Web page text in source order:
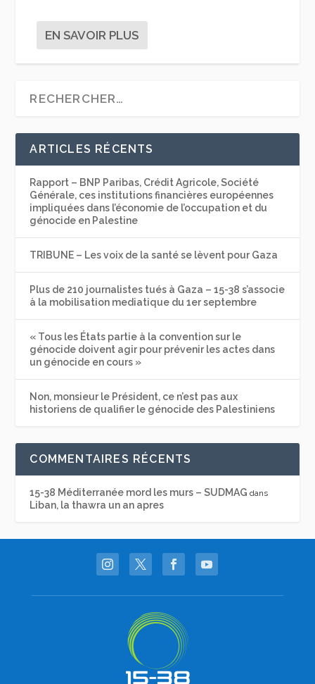
EN SAVOIR PLUS
ARTICLES RÉCENTS
Rapport – BNP Paribas, Crédit Agricole, Société
Générale, ces institutions financières européennes
impliquées dans l’économie de l’occupation et du
génocide en Palestine
TRIBUNE – Les voix de la santé se lèvent pour Gaza
Plus de 210 journalistes tués à Gaza – 15-38 s’associe
à la mobilisation mediatique du 1er septembre
« Tous les États partie à la convention sur le
génocide doivent agir pour prévenir les actes dans
un génocide en cours »
Non, monsieur le Président, ce n’est pas aux
historiens de qualifier le génocide des Palestiniens
COMMENTAIRES RÉCENTS
15-38 Méditerranée mord les murs – SUDMAG dans
Liban, la thawra un an apres